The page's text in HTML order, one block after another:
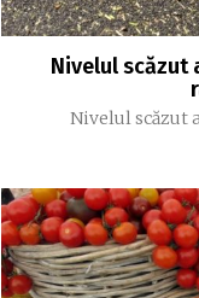
Nivelul scăzut
Nivelul scăzut